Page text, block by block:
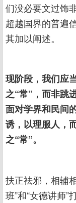
们没必要文过饰
超越国界的普遍
其加以阐述。
现阶段，我们应
之“常”，而非跳
面对学界和民间
诱，以理服人，
之“常”。
扶正祛邪，相辅
班”和“女德讲师”